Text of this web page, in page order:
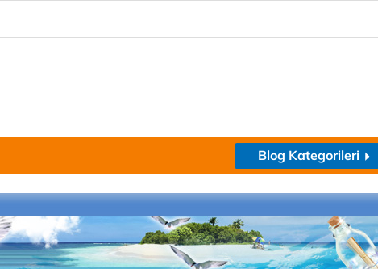
Blog Kategorileri